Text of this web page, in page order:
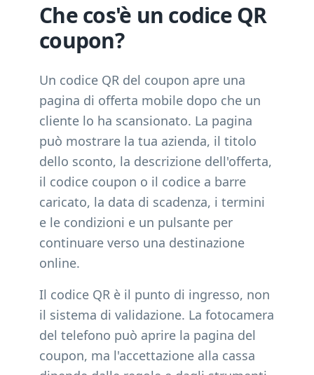
Che cos'è un codice QR
coupon?
Un codice QR del coupon apre una
pagina di offerta mobile dopo che un
cliente lo ha scansionato. La pagina
può mostrare la tua azienda, il titolo
dello sconto, la descrizione dell'offerta,
il codice coupon o il codice a barre
caricato, la data di scadenza, i termini
e le condizioni e un pulsante per
continuare verso una destinazione
online.
Il codice QR è il punto di ingresso, non
il sistema di validazione. La fotocamera
del telefono può aprire la pagina del
coupon, ma l'accettazione alla cassa